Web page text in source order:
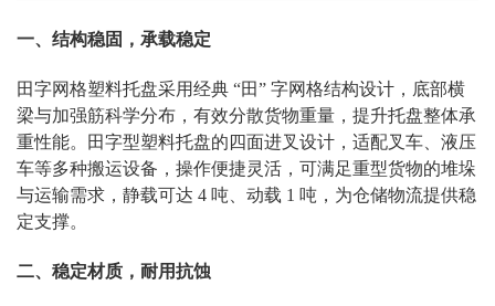
一、结构稳固，承载稳定
田字网格塑料托盘采用经典 “田” 字网格结构设计，底部横
梁与加强筋科学分布，有效分散货物重量，提升托盘整体承
重性能。田字型塑料托盘的四面进叉设计，适配叉车、液压
车等多种搬运设备，操作便捷灵活，可满足重型货物的堆垛
与运输需求，静载可达 4 吨、动载 1 吨，为仓储物流提供稳
定支撑。
二、稳定材质，耐用抗蚀